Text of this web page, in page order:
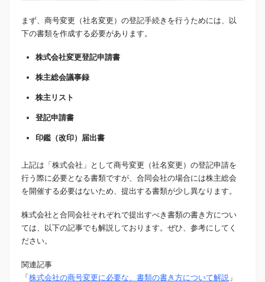
まず、商号変更（社名変更）の登記手続きを行うためには、以
下の書類を作成する必要があります。
株式会社変更登記申請書
株主総会議事録
株主リスト
登記申請書
印鑑（改印）届出書
上記は「株式会社」として商号変更（社名変更）の登記申請を
行う際に必要となる書類ですが、合同会社の場合には株主総会
を開催する必要はないため、提出する書類が少し異なります。
株式会社と合同会社それぞれで提出すべき書類の書き方につい
ては、以下の記事でも解説しております。ぜひ、参考にしてく
ださい。
関連記事
「 株式会社の商号変更に必要な、書類の書き方について解説 」